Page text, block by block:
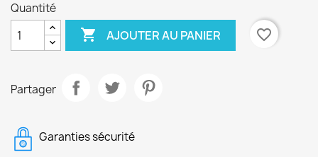
Quantité
 AJOUTER AU PANIER favorite_border
Partager
Garanties sécurité